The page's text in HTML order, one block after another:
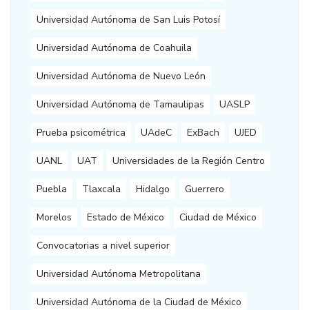
Universidad Autónoma de San Luis Potosí
Universidad Autónoma de Coahuila
Universidad Autónoma de Nuevo León
Universidad Autónoma de Tamaulipas UASLP
Prueba psicométrica UAdeC ExBach UJED
UANL UAT Universidades de la Región Centro
Puebla Tlaxcala Hidalgo Guerrero
Morelos Estado de México Ciudad de México
Convocatorias a nivel superior
Universidad Autónoma Metropolitana
Universidad Autónoma de la Ciudad de México